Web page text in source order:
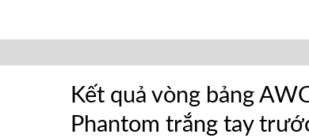
Kết quả vòng bảng
Phantom trắng tay